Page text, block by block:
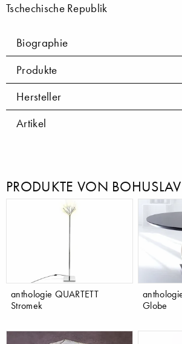
Tschechische Republik
Biographie
Produkte
Hersteller
Artikel
PRODUKTE VON
anthologie QUARTETT
Stromek
Globe